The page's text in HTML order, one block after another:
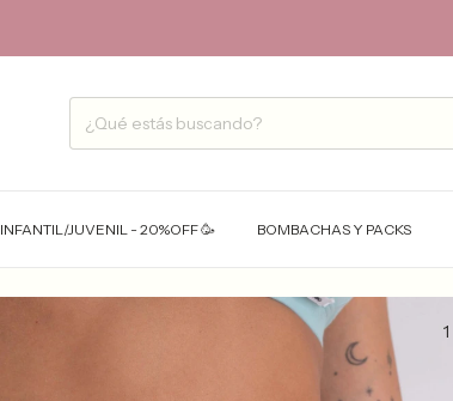
INFANTIL/JUVENIL - 20%OFF 🥳 BOMBACHAS Y PACKS
1